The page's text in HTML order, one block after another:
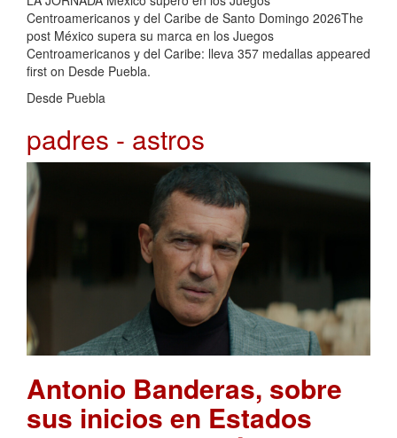
Centroamericanos y del Caribe de Santo Domingo 2026The
post México supera su marca en los Juegos
Centroamericanos y del Caribe: lleva 357 medallas appeared
first on Desde Puebla.
Desde Puebla
padres - astros
Antonio Banderas, sobre
sus inicios en Estados